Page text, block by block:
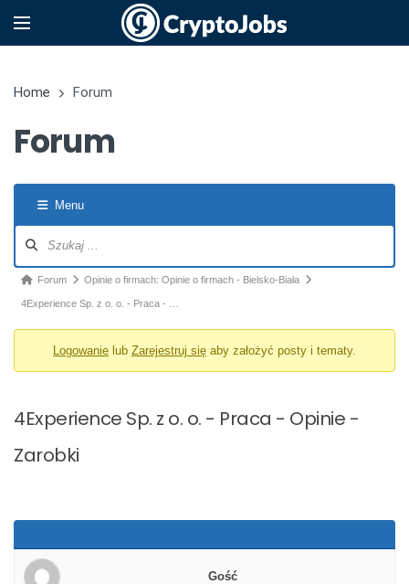
Home Forum
Forum
Menu
Ścieżka forum - jesteś tutaj:
Forum Opinie o firmach: Opinie o firmach - Bielsko-Biała
4Experience Sp. z o. o. - Praca - …
Logowanie lub Zarejestruj się aby założyć posty i tematy.
4Experience Sp. z o. o. - Praca - Opinie -
Zarobki
Gość